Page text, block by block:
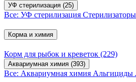
УФ стерилизация (25)
Все: УФ стерилизация Стерилизаторы
Корма и химия
Корм для рыбок и креветок (229)
Аквариумная химия (393)
Все: Аквариумная химия Альгициды